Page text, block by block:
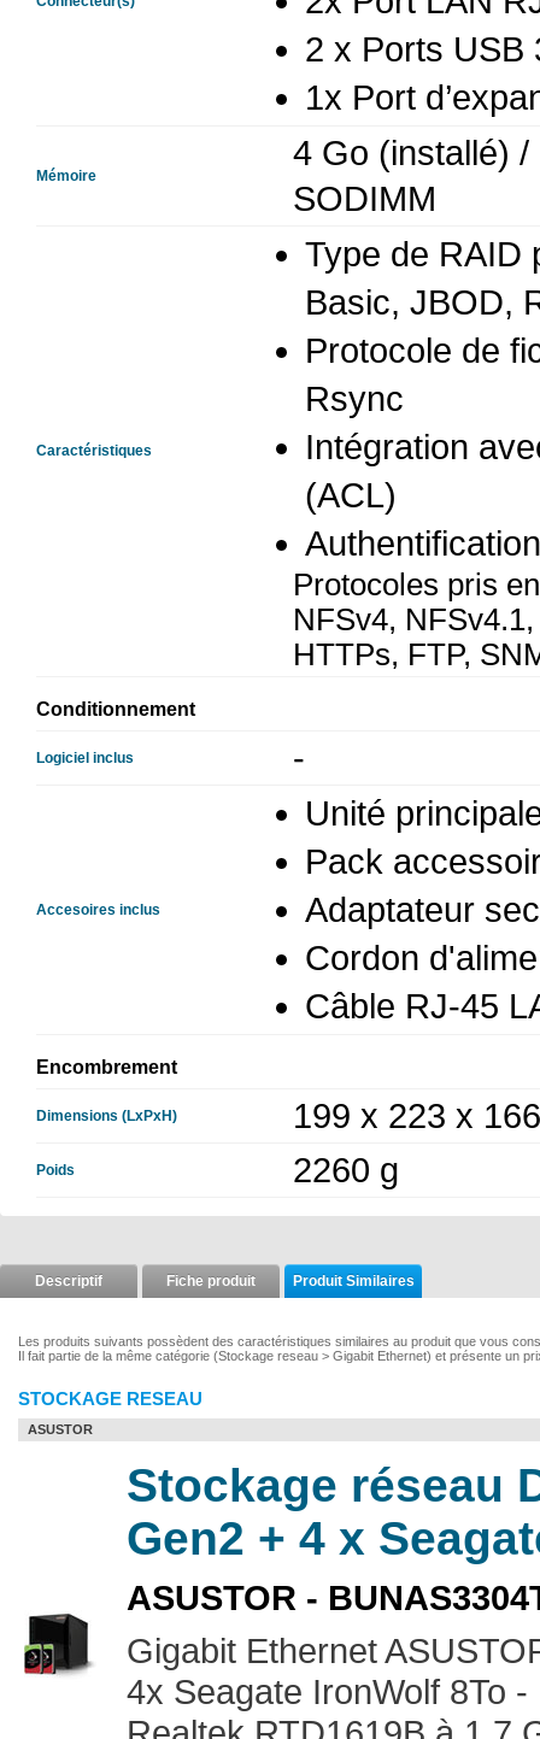
2 x Ports USB
1x Port
Mémoire
4 Go (installé)
SODIMM
Caractéristiques
Type de RAID
Basic, JBOD,
Protocole de
Rsync
Intégration
(ACL)
Protocoles pris
NFSv4,
HTTPs, FTP,
Conditionnement
Logiciel inclus -
Accesoires inclus
Unité
Pack
Adaptateur
Cordon
Câble RJ-45
Encombrement
Dimensions (LxPxH) 199 x 223 x
Poids 2260 g
Descriptif Fiche produit Produit Similaires
Les produits suivants possèdent des caractéristiques similaires au produit que vous
Il fait partie de la même catégorie (Stockage reseau > Gigabit Ethernet) et présente un
STOCKAGE RESEAU
ASUSTOR
Stockage réseau
Gen2 + 4 x
ASUSTOR -
Gigabit Ethernet
4x Seagate IronWolf 8To